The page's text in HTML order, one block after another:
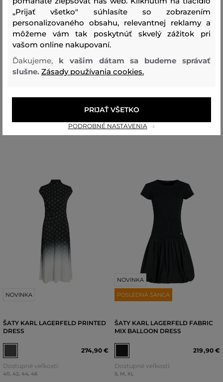
ŠATY KARL LAGERFELD FLUID
OCCASION DRESS
339,90 €
ŠATY KARL LAGERFELD PRINTED
FLUID WRAP DRESS
219,90 €
Dostupné veľkosti:
NOVINKA
ŠATY KARL LAGERFELD PRINTED
DRESS
274,90 €
Dostupné veľkosti:
40, 42, 44, 46
NOVINKA
POSLEDNÁ ŠANCA
ŠATY KARL LAGERFELD FABRIC
MIX BALLOON DRESS
219,90 €
Dostupné veľkosti:
S, M, XL
„Prijať všetko" súhlasíte so zobrazením
personalizovaného obsahu, relevantnej reklamy a
môžeme vám tak poskytnúť skvelý zážitok pri
vašom online nakupovaní.
Ďakujeme, k vašim dátam sa budeme správať
slušne. Zásady používania cookies.
PODROBNÉ NASTAVENIA
PRIJAŤ VŠETKO